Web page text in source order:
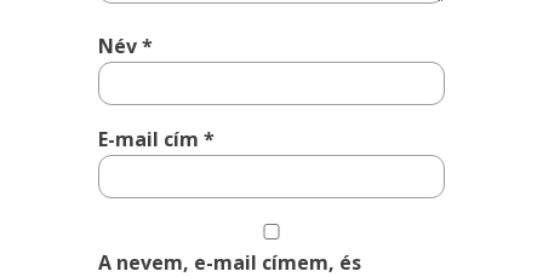
Név*
E-mail cím*
A nevem, e-mail címem, és